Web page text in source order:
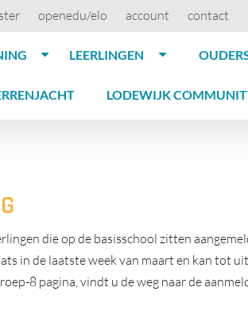
openedu/elo account contact
LEERLINGEN
LODEWIJK
die op de basisschool zitten
in de laatste week van maart en kan tot
8 pagina, vindt u de weg naar de